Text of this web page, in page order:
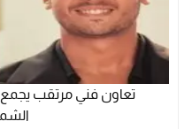
تعاون فني مرتقب